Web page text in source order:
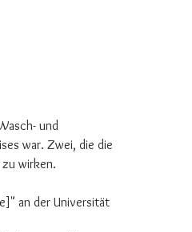
und
war. Zwei, die die
wirken.
an der Universität